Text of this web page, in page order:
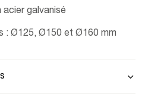
galvanisé
: Ø125, Ø150 et Ø160 mm